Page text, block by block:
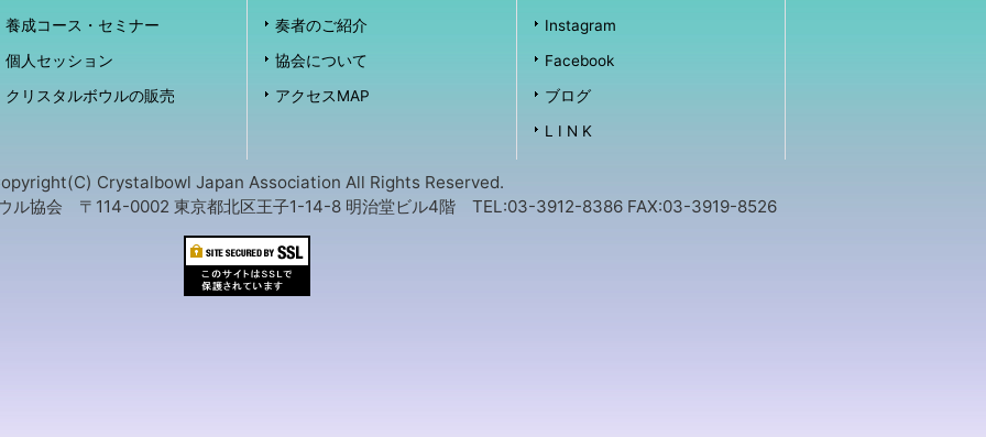
養成コース・セミナー
個人セッション
クリスタルボウルの販売
奏者のご紹介
協会について
アクセスMAP
Instagram
Facebook
ブログ
L I N K
Crystalbowl Japan Association All Rights Reserved.
ル協会 〒114-0002 東京都北区王子1-14-8 明治堂ビル4階 TEL:03-3912-8386 FAX:03-3919-8526